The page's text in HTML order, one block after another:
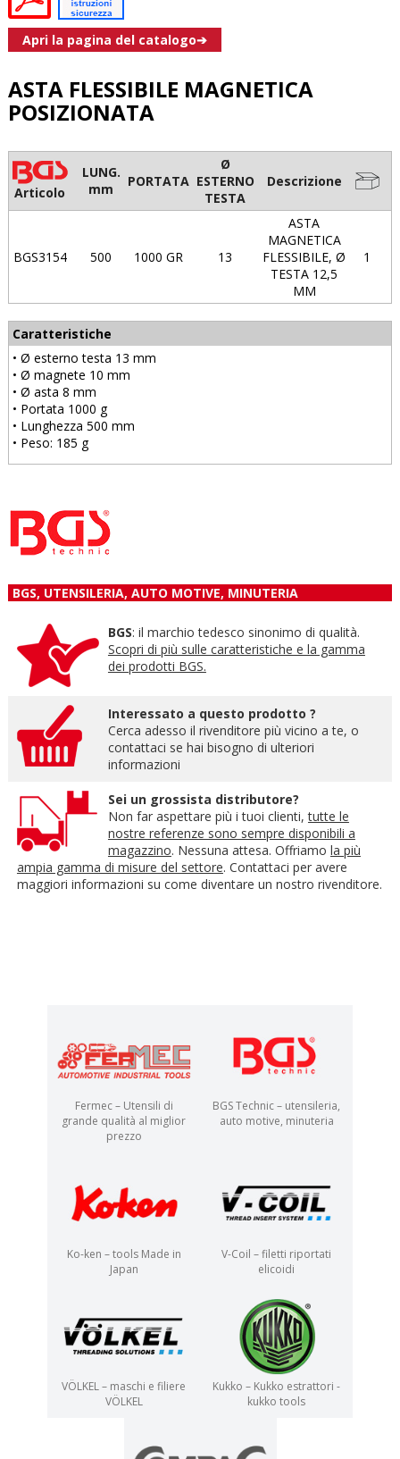
Apri la pagina del catalogo➔
ASTA FLESSIBILE MAGNETICA
POSIZIONATA
Articolo
LUNG.
mm
PORTATA
Ø
ESTERNO
TESTA
Descrizione
BGS3154 500 1000 GR 13
ASTA
MAGNETICA
FLESSIBILE, Ø
TESTA 12,5
MM
1
Caratteristiche
• Ø esterno testa 13 mm
• Ø magnete 10 mm
• Ø asta 8 mm
• Portata 1000 g
• Lunghezza 500 mm
• Peso: 185 g
BGS, UTENSILERIA, AUTO MOTIVE, MINUTERIA
BGS: il marchio tedesco sinonimo di qualità.
Scopri di più sulle caratteristiche e la gamma
dei prodotti BGS.
Interessato a questo prodotto ?
Cerca adesso il rivenditore più vicino a te, o
contattaci se hai bisogno di ulteriori
informazioni
Sei un grossista distributore?
Non far aspettare più i tuoi clienti,tutte le
nostre referenze sono sempre disponibili a
magazzino. Nessuna attesa. Offriamo la più
ampia gamma di misure del settore. Contattaci per avere
maggiori informazioni su come diventare un nostro rivenditore.
Fermec – Utensili di
grande qualità al miglior
prezzo
BGS Technic – utensileria,
auto motive, minuteria
Ko-ken – tools Made in
Japan
V-Coil – filetti riportati
elicoidi
VÖLKEL – maschi e filiere
VÖLKEL
Kukko – Kukko estrattori -
kukko tools